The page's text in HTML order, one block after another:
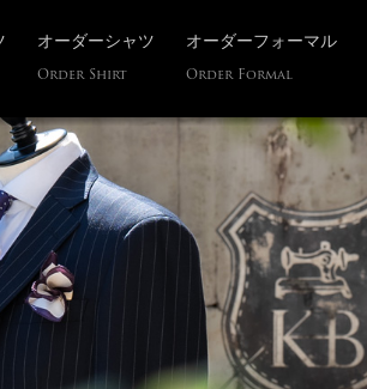
オーダーシャツ
Order Shirt
オーダーフォーマル
Order Formal